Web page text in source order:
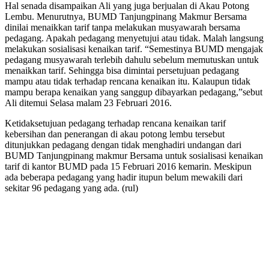
Hal senada disampaikan Ali yang juga berjualan di Akau Potong
Lembu. Menurutnya, BUMD Tanjungpinang Makmur Bersama
dinilai menaikkan tarif tanpa melakukan musyawarah bersama
pedagang. Apakah pedagang menyetujui atau tidak. Malah langsung
melakukan sosialisasi kenaikan tarif. “Semestinya BUMD mengajak
pedagang musyawarah terlebih dahulu sebelum memutuskan untuk
menaikkan tarif. Sehingga bisa dimintai persetujuan pedagang
mampu atau tidak terhadap rencana kenaikan itu. Kalaupun tidak
mampu berapa kenaikan yang sanggup dibayarkan pedagang,”sebut
Ali ditemui Selasa malam 23 Februari 2016.
Ketidaksetujuan pedagang terhadap rencana kenaikan tarif
kebersihan dan penerangan di akau potong lembu tersebut
ditunjukkan pedagang dengan tidak menghadiri undangan dari
BUMD Tanjungpinang makmur Bersama untuk sosialisasi kenaikan
tarif di kantor BUMD pada 15 Februari 2016 kemarin. Meskipun
ada beberapa pedagang yang hadir itupun belum mewakili dari
sekitar 96 pedagang yang ada. (rul)